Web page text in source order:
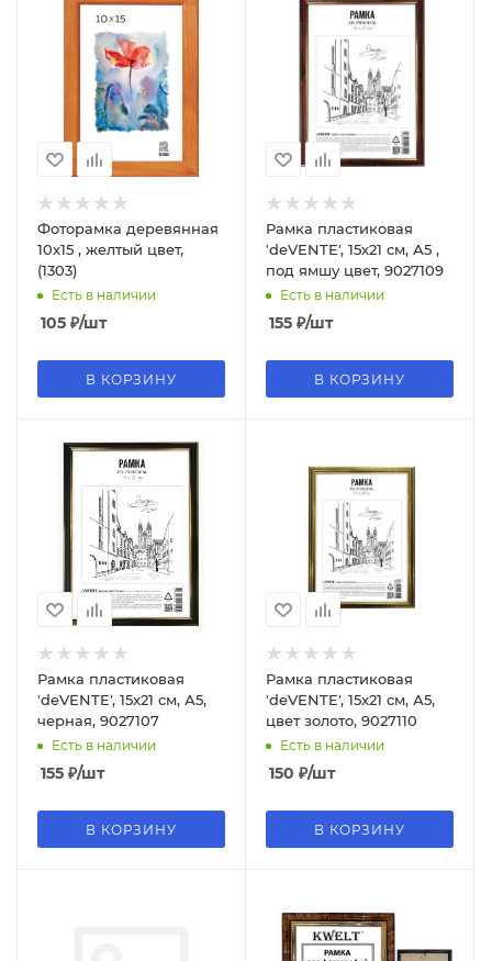
Фоторамка деревянная
10х15 , желтый цвет,
(1303)
Есть в наличии
105 ₽/шт
В КОРЗИНУ
Рамка пластиковая
'deVENTE', 15х21 см, А5 ,
под ямшу цвет, 9027109
Есть в наличии
155 ₽/шт
В КОРЗИНУ
Рамка пластиковая
'deVENTE', 15х21 см, А5,
черная, 9027107
Есть в наличии
155 ₽/шт
В КОРЗИНУ
Рамка пластиковая
'deVENTE', 15х21 см, А5,
цвет золото, 9027110
Есть в наличии
150 ₽/шт
В КОРЗИНУ